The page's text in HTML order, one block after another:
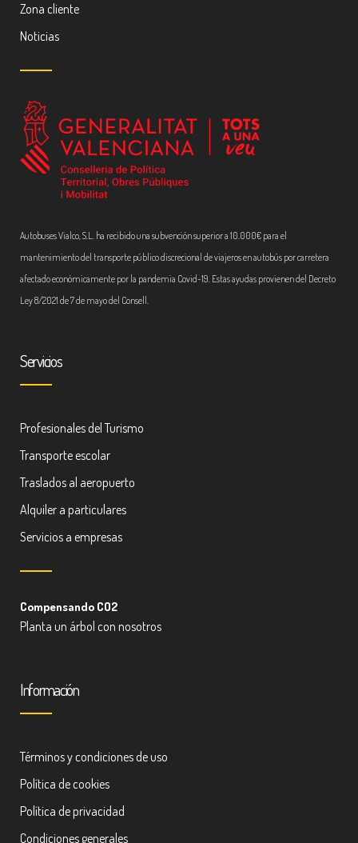
Zona cliente
Noticias
Autobuses Vialco, S.L. ha recibido una subvención superior a 10.000€ para el
mantenimiento del transporte público discrecional de viajeros en autobús por carretera
afectado económicamente por la pandemia Covid-19. Estas ayudas provienen del Decreto
Ley 8/2021 de 7 de mayo del Consell.
Servicios
Profesionales del Turismo
Transporte escolar
Traslados al aeropuerto
Alquiler a particulares
Servicios a empresas
Compensando CO2
Planta un árbol con nosotros
Información
Términos y condiciones de uso
Política de cookies
Política de privacidad
Condiciones generales